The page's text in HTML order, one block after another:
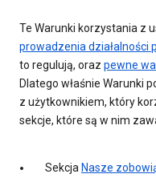
Te Warunki korzystania z
prowadzenia działalności
to regulują, oraz pewne
Dlatego właśnie Warunki
z użytkownikiem, który
sekcje, które są w nim
Sekcja Nasze